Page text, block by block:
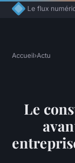
Le flux
Accueil›Actu
Le